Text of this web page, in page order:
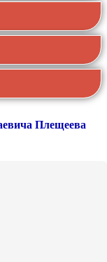
Плещеева